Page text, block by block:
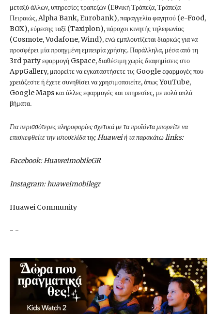
μεταξύ άλλων, υπηρεσίες τραπεζών (Εθνική Τράπεζα, Τράπεζα
Πειραιώς, Alpha Bank, Eurobank), παραγγελία φαγητού (e-Food,
BOX), εύρεσης ταξί (Taxiplon), πάροχοι κινητής τηλεφωνίας
(Cosmote, Vodafone, Wind), ενώ εμπλουτίζεται διαρκώς για να
προσφέρει μία προηγμένη εμπειρία χρήσης. Παράλληλα, μέσα από τη
3rd party εφαρμογή Gspace, διαθέσιμη χωρίς διαφημίσεις στο
AppGallery, μπορείτε να εγκαταστήσετε τις Google εφαρμογές που
χρειάζεστε ή έχετε συνηθίσει να χρησιμοποιείτε, όπως YouTube,
Google Maps και άλλες εφαρμογές και υπηρεσίες, με πολύ απλά
βήματα.
Για περισσότερες πληροφορίες σχετικά με τα προϊόντα μπορείτε να
επισκεφθείτε τηνιστοσελίδα της Huaweiή τα παρακάτω links:
Facebook: HuaweimobileGR
Instagram:huaweimobilegr
Huawei Community
- -